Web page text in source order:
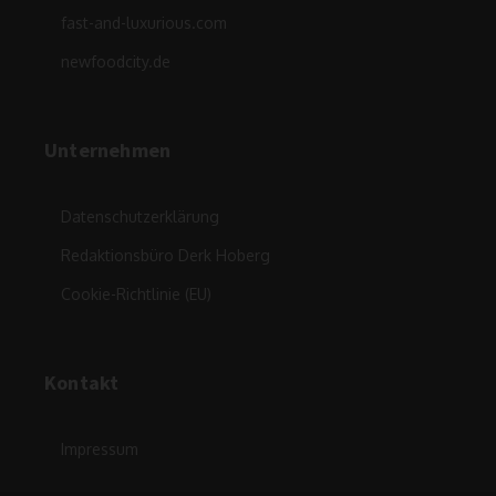
fast-and-luxurious.com
newfoodcity.de
Unternehmen
Datenschutzerklärung
Redaktionsbüro Derk Hoberg
Cookie-Richtlinie (EU)
Kontakt
Impressum